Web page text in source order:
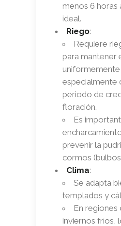
menos 6 horas
ideal.
Riego:
Requiere
para mantener
uniformemente
especialmente
periodo de
floración.
Es
prevenir la
cormos
Clima:
Se adapta
templados y
En regiones
inviernos fríos,